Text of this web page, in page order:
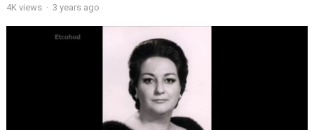
4K views · 3 years ago